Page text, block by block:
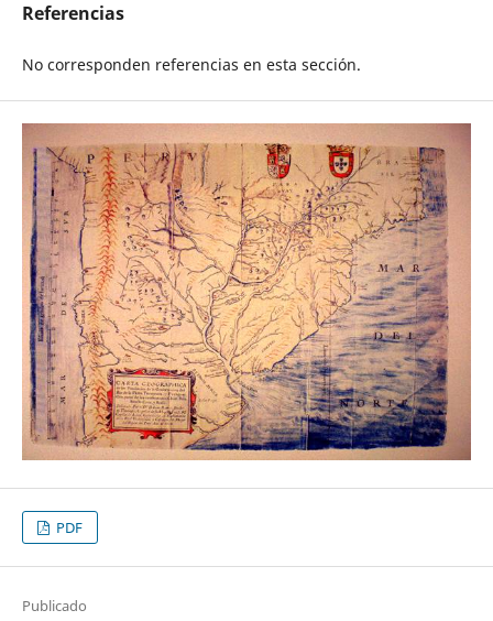
Referencias
No corresponden referencias en esta sección.
PDF
Publicado